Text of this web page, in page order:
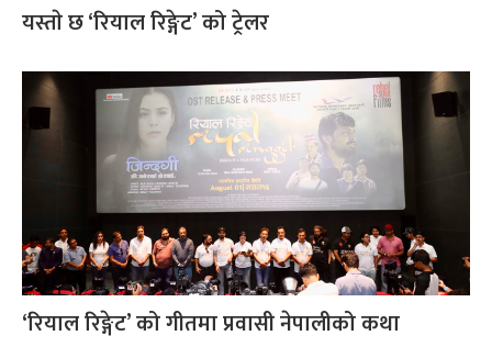
यस्ताे छ ‘रियाल रिङ्गेट’ को ट्रेलर
‘रियाल रिङ्गेट’ को गीतमा प्रवासी नेपालीको कथा